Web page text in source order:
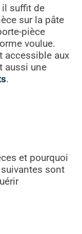
il suffit de
sur la pâte
pièce
voulue.
accessible aux
aussi une
.
et pourquoi
sont